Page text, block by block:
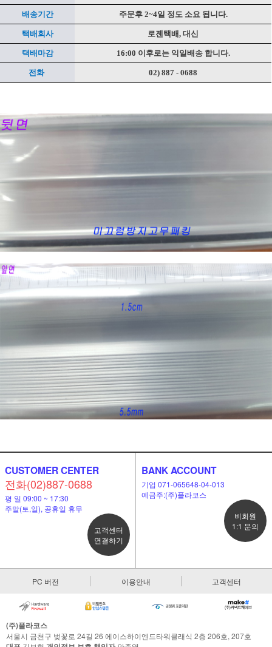
배송기간 주문후 2~4일 정도 소요 됩니다.
택배회사 로젠택배, 대신
택배마감 16:00 이후로는 익일배송 합니다.
전화 02) 887 - 0688
CUSTOMER CENTER
전화(02)887-0688
평 일 09:00 ~ 17:30
주말(토,일), 공휴일 휴무
고객센터
연결하기
BANK ACCOUNT
기업 071-065648-04-013
예금주:(주)플라코스
비회원
1:1 문의
PC 버전 이용안내 고객센터
(주)플라코스
서울시 금천구 벚꽃로 24길 26 에이스하이엔드타워클래식 2층 206호, 207호